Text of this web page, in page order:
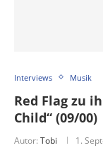
Interviews Musik
Red Flag zu
Child“ (09/00)
Autor: Tobi 1.